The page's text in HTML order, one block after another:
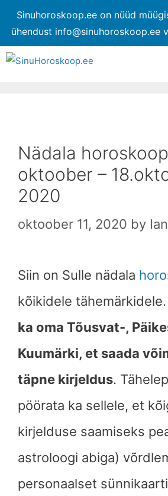
Sinuhoroskoop.ee on nüüd
ühendust info@sinuhoroskoop.ee
Nädala horoskoop
oktoober –
2020
oktoober 11, 2020 by
Siin on Sulle nädala
kõikidele tähemärkidele.
ka oma Tõusvat-,
Kuumärki, et saada
täpne kirjeldus.
pöörata ka sellele, et
kirjelduse saamiseks
astroloogi abiga)
personaalset